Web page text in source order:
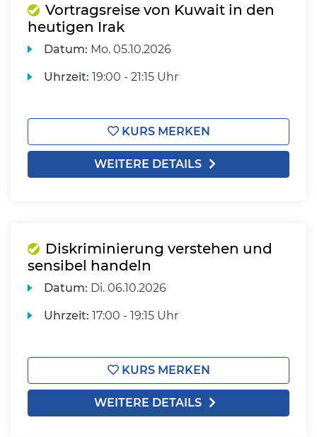
Vortragsreise von Kuwait in den
heutigen Irak
Datum: Mo. 05.10.2026
Uhrzeit: 19:00 - 21:15 Uhr
KURS MERKEN
WEITERE DETAILS
Diskriminierung verstehen und
sensibel handeln
Datum: Di. 06.10.2026
Uhrzeit: 17:00 - 19:15 Uhr
KURS MERKEN
WEITERE DETAILS